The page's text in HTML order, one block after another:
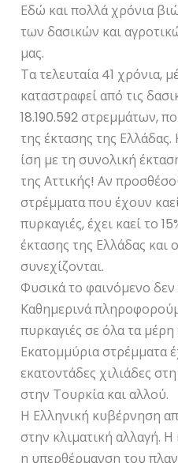
Εδώ και πολλά χρόνια
των δασικών και
μας.
Τα τελευταία 41 χρόνια,
καταστραφεί από τις
18.190.592 στρεμμάτων,
της έκτασης της
ίση με τη συνολική
της Αττικής! Αν
στρέμματα που έχουν
πυρκαγιές, έχει καεί το
έκτασης της Ελλάδας και
συνεχίζονται.
Φυσικά το φαινόμενο
Καθημερινά
πυρκαγιές σε όλα τα
Εκατομμύρια στρέμματα
εκατοντάδες χιλιάδες
στην Τουρκία και αλλού.
Η Ελληνική κυβέρνηση
στην κλιματική αλλαγή.
η υπερθέρμανση του